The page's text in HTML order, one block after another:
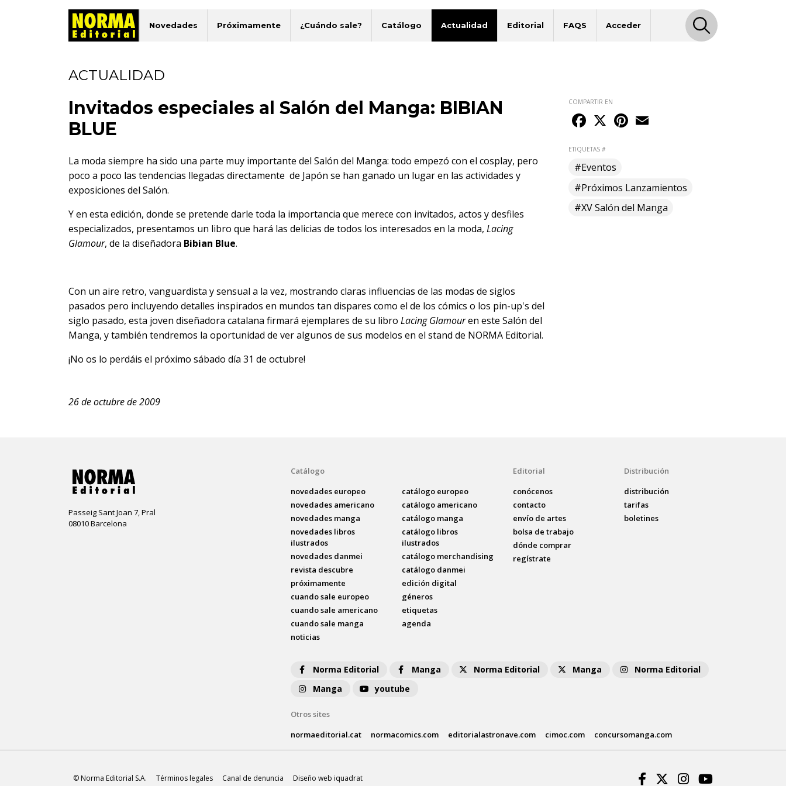
Novedades Próximamente ¿Cuándo sale? Catálogo Actualidad Editorial FAQS Acceder
ACTUALIDAD
Invitados especiales al Salón del Manga: BIBIAN
BLUE
La moda siempre ha sido una parte muy importante del Salón del Manga: todo empezó con el cosplay, pero
poco a poco las tendencias llegadas directamente de Japón se han ganado un lugar en las actividades y
exposiciones del Salón.
Y en esta edición, donde se pretende darle toda la importancia que merece con invitados, actos y desfiles
especializados, presentamos un libro que hará las delicias de todos los interesados en la moda, Lacing
Glamour, de la diseñadora Bibian Blue.
Con un aire retro, vanguardista y sensual a la vez, mostrando claras influencias de las modas de siglos
pasados pero incluyendo detalles inspirados en mundos tan dispares como el de los cómics o los pin-up's del
siglo pasado, esta joven diseñadora catalana firmará ejemplares de su libro Lacing Glamouren este Salón del
Manga, y también tendremos la oportunidad de ver algunos de sus modelos en el stand de NORMA Editorial.
¡No os lo perdáis el próximo sábado día 31 de octubre!
26 de octubre de 2009
COMPARTIR EN
Facebook
X Pinterest
ETIQUETAS #
#Eventos
#Próximos Lanzamientos
#XV Salón del Manga
Passeig Sant Joan 7, Pral
08010 Barcelona
Catálogo
novedades europeo
novedades americano
novedades manga
novedades libros
ilustrados
novedades danmei
revista descubre
próximamente
cuando sale europeo
cuando sale americano
cuando sale manga
noticias
catálogo europeo
catálogo americano
catálogo manga
catálogo libros
ilustrados
catálogo merchandising
catálogo danmei
edición digital
géneros
etiquetas
agenda
Editorial
conócenos
contacto
envío de artes
bolsa de trabajo
dónde comprar
regístrate
Distribución
distribución
tarifas
boletines
Norma Editorial Manga Norma Editorial Manga
Norma Editorial
Manga
youtube
Otros sites
normaeditorial.cat
normacomics.com editorialastronave.com cimoc.com concursomanga.com
© Norma Editorial S.A. Términos legales Canal de denuncia Diseño web iquadrat Facebook
Twitter
Instagram
Youtube